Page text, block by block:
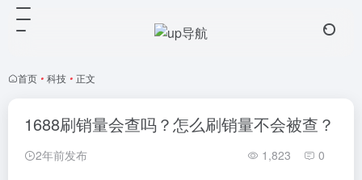
首页 • 科技 • 正文
1688刷销量会查吗？怎么刷销量不会被查？
2年前发布 1,823 0